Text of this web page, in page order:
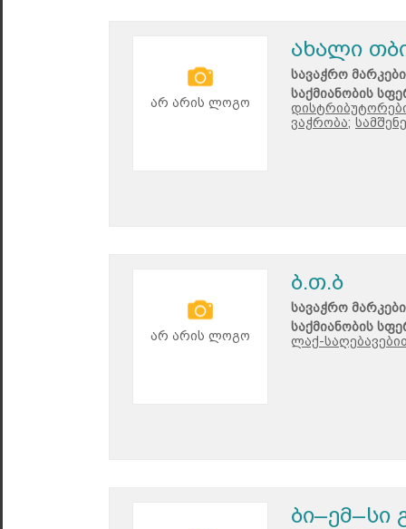
არ არის ლოგო
ახალი
სავაჭრო
საქმიანობის
ვაჭრობა;
არ არის ლოგო
ბ.თ.ბ
სავაჭრო
საქმიანობის
ლაქ-
ბი–ემ–სი